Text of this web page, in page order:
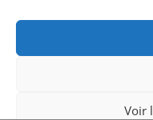
Voir
Création Androme